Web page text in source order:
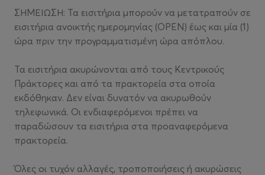
ΣΗΜΕΙΩΣΗ: Τα εισιτήρια μπορούν να μετατραπούν σε
εισιτήρια ανοικτής ημερομηνίας (OPEN) έως και μία (1)
ώρα πριν την προγραμματισμένη ώρα απόπλου.
Τα εισιτήρια ακυρώνονται από τους Κεντρικούς
Πράκτορες και από τα πρακτορεία στα οποία
εκδόθηκαν. Δεν είναι δυνατόν να ακυρωθούν
τηλεφωνικά. Οι ενδιαφερόμενοι πρέπει να
παραδώσουν τα εισιτήρια στα προαναφερόμενα
πρακτορεία.
Όλες οι τυχόν αλλαγές, τροποποιήσεις ή ακυρώσεις